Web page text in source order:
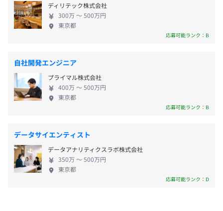
を実施しています。
す。
▼その他休暇▼
・年末年始休暇（約6～7日間）
・慶弔休暇
・有給休暇（入社6カ月経過後、初年度10日付与）
・産休・育休（複数名取得中）
※産休育休中は原則、出産手当金（標準報酬日額の3分の
2に相当額）と育児休業給付金（月給の50～67％）が支給
◎男性育休取得の実績あり
力的で個性の強い方も多く、採用では熱意やコミュ
ニケーション能力が重視されます。 実力主義な反
面、仲間を大切にする『大家族主義』な一面もあり
はさいたまスーパーアリーナで開催！）、BBQ、忘
年会などの年間イベントが賑わっています！年齢・
社歴に関係なく仕事に熱意を持てる人が活躍できる
環境であり、本当の意味で切磋琢磨して数字を追っ
ています。 ◆エンジニアが入社した理由 【開発エン
の意欲と熱量に圧倒されましたが、業務の効率化を
図るべく、不動産業界のなかでいち早くDXを取り入
れてきたランドネットの変化に対応するスピード感
が伝わってきました。 また、事業拡大に向けて、toC
ディリテック株式会社
300万 〜 500万円
東京都
応募可能ランク：B
自社開発エンジニア
プライマル株式会社
400万 〜 500万円
東京都
応募可能ランク：B
データサイエンティスト
データアナリティクスラボ株式会社
350万 〜 500万円
東京都
応募可能ランク：D